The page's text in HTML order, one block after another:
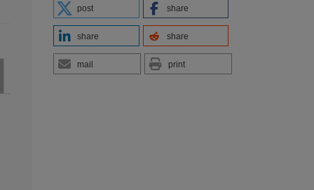
post share
share share
mail print